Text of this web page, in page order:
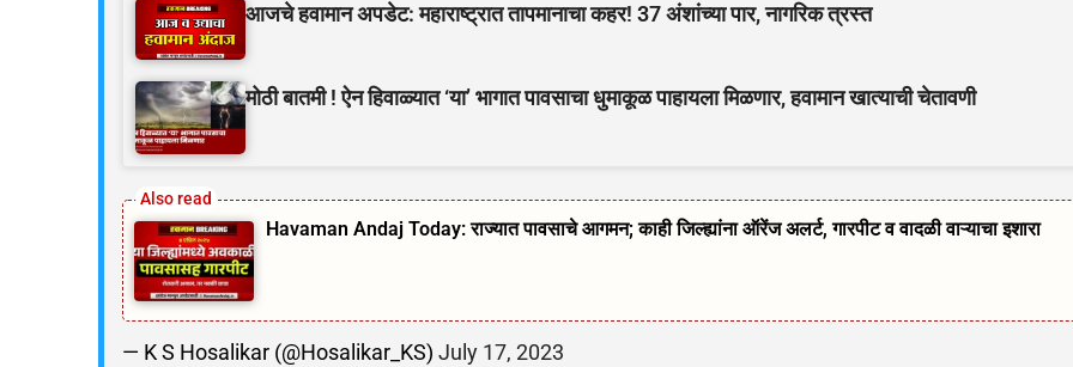
आजचे हवामान अपडेट: महाराष्ट्रात तापमानाचा कहर! 37 अंशांच्या पार, नागरिक त्रस्त
मोठी बातमी ! ऐन हिवाळ्यात ‘या’ भागात पावसाचा धुमाकूळ पाहायला मिळणार, हवामान खात्याची चेतावणी
Havaman Andaj Today: राज्यात पावसाचे आगमन; काही जिल्ह्यांना ऑरेंज अलर्ट, गारपीट व वादळी वाऱ्याचा इशारा
— K S Hosalikar (@Hosalikar_KS) July 17, 2023